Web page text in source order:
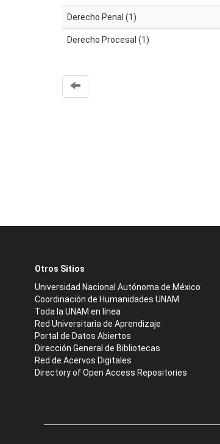
Derecho Penal (1)
Derecho Procesal (1)
Otros Sitios
Universidad Nacional Autónoma de México
Coordinación de Humanidades UNAM
Toda la UNAM en línea
Red Universitaria de Aprendizaje
Portal de Datos Abiertos
Dirección General de Bibliotecas
Red de Acervos Digitales
Directory of Open Access Repositories